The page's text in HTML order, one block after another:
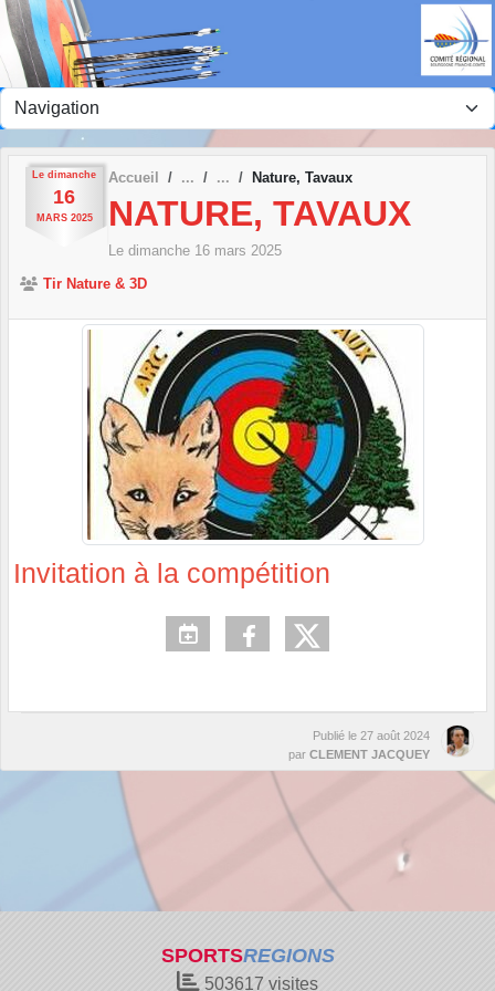
Le dimanche
16
MARS 2025
Accueil Nature, Tavaux
NATURE, TAVAUX
Le dimanche 16 mars 2025
Tir Nature & 3D
Invitation à la compétition
Publié le 27 août 2024
par CLEMENT JACQUEY
SPORTSREGIONS
503617 visites
Panneau de gestion des cookies